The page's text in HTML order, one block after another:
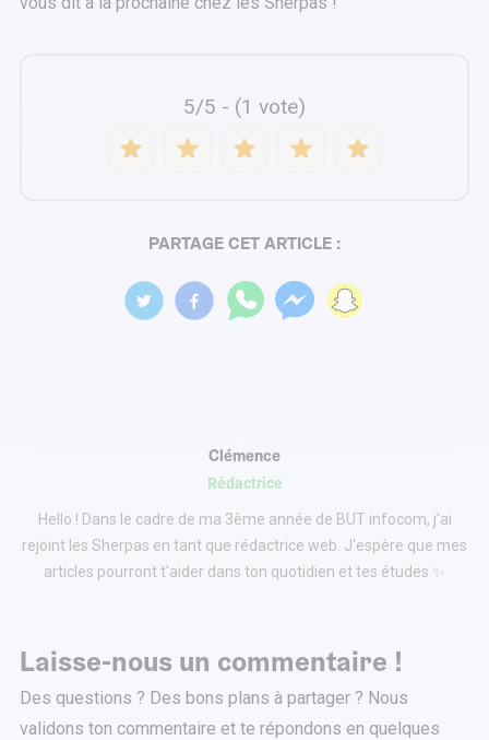
5/5 - (1 vote)
Clémence
Rédactrice
Hello ! Dans le cadre de ma 3ème année de BUT infocom, j'ai
rejoint les Sherpas en tant que rédactrice web. J'espère que mes
articles pourront t'aider dans ton quotidien et tes études ✨
PARTAGE CET ARTICLE :
Laisse-nous un commentaire !
Des questions ? Des bons plans à partager ? Nous
validons ton commentaire et te répondons en quelques